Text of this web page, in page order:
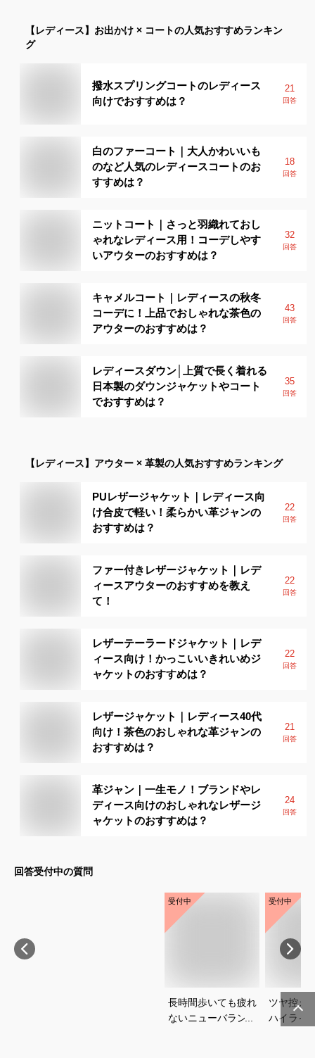
【レディース】 お出かけ × コートの人気おすすめランキン
グ
撥水スプリングコートのレディース
向けでおすすめは？
21
回答
白のファーコート｜大人かわいいも
のなど人気のレディースコートのお
すすめは？
18
回答
ニットコート｜さっと羽織れておし
ゃれなレディース用！コーデしやす
いアウターのおすすめは？
32
回答
キャメルコート｜レディースの秋冬
コーデに！上品でおしゃれな茶色の
アウターのおすすめは？
43
回答
レディースダウン│上質で長く着れる
日本製のダウンジャケットやコート
でおすすめは？
35
回答
【レディース】 アウター × 革製の人気おすすめランキング
PUレザージャケット｜レディース向
け合皮で軽い！柔らかい革ジャンの
おすすめは？
22
回答
ファー付きレザージャケット｜レデ
ィースアウターのおすすめを教え
て！
22
回答
レザーテーラードジャケット｜レデ
ィース向け！かっこいいきれいめジ
ャケットのおすすめは？
22
回答
レザージャケット｜レディース40代
向け！茶色のおしゃれな革ジャンの
おすすめは？
21
回答
革ジャン｜一生モノ！ブランドやレ
ディース向けのおしゃれなレザージ
ャケットのおすすめは？
24
回答
回答受付中の質問
受付中
長時間歩いても疲れ
ないニューバランス
受付中
ツヤ控え
ハイライ